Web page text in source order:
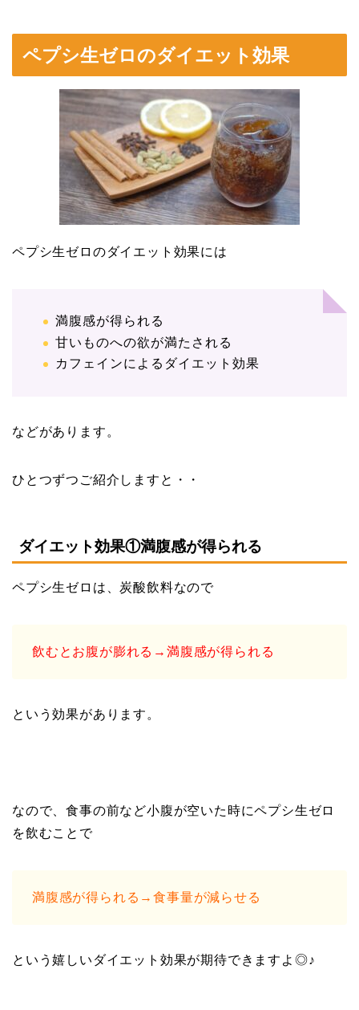
ペプシ生ゼロのダイエット効果
ペプシ生ゼロのダイエット効果には
満腹感が得られる
甘いものへの欲が満たされる
カフェインによるダイエット効果
などがあります。
ひとつずつご紹介しますと・・
ダイエット効果①満腹感が得られる
ペプシ生ゼロは、炭酸飲料なので
飲むとお腹が膨れる→満腹感が得られる
という効果があります。
なので、食事の前など小腹が空いた時にペプシ生ゼロ
を飲むことで
満腹感が得られる→食事量が減らせる
という嬉しいダイエット効果が期待できますよ◎♪